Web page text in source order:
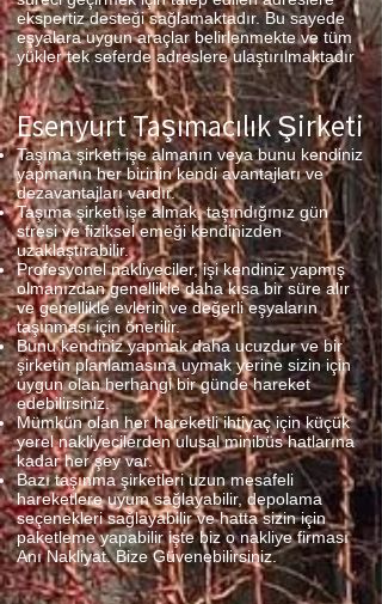
ekspertiz desteği sağlamaktadır. Bu sayede
eşyalara uygun araçlar belirlenmekte ve tüm
yükler tek seferde adreslere ulaştırılmaktadır
Esenyurt Taşımacılık Şirketi
Taşıma şirketi işe almanın veya bunu kendiniz
yapmanın her birinin kendi avantajları ve
dezavantajları vardır.
Taşıma şirketi işe almak, taşındığınız gün
stresi ve fiziksel emeği kendinizden
uzaklaştırabilir.
Profesyonel nakliyeciler, işi kendiniz yapmış
olmanızdan genellikle daha kısa bir süre alır
ve genellikle evlerin ve değerli eşyaların
taşınması için önerilir.
Bunu kendiniz yapmak daha ucuzdur ve bir
şirketin planlamasına uymak yerine sizin için
uygun olan herhangi bir günde hareket
edebilirsiniz.
Mümkün olan her hareketli ihtiyaç için küçük
yerel nakliyecilerden ulusal minibüs hatlarına
kadar her şey var.
Bazı taşınma şirketleri uzun mesafeli
hareketlere uyum sağlayabilir, depolama
seçenekleri sağlayabilir ve hatta sizin için
paketleme yapabilir işte biz o nakliye firması
Anı Nakliyat. Bize Güvenebilirsiniz.